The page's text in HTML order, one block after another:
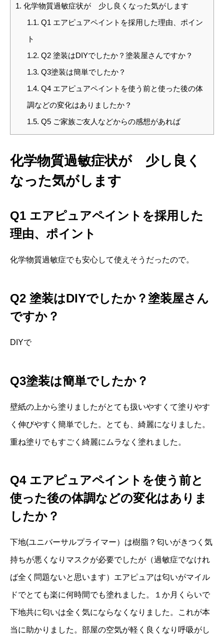
1. 化学物質過敏症状が 少し良くなった気がします
1.1. Q1 エアピュアペイントを採用した理由、ポイン
ト
1.2. Q2 塗装はDIYでしたか？塗装屋さんですか？
1.3. Q3塗装は簡単でしたか？
1.4. Q4 エアピュアペイントを使う前と使った後の体
調などの変化はありましたか？
1.5. Q5 ご家族ご友人などからの感想があれば
化学物質過敏症状が 少し良く
なった気がします
Q1 エアピュアペイントを採用した
理由、 ポイント
化学物質過敏症でも安心して使えそうだったので。
Q2 塗装はDIYでしたか？塗装屋さん
ですか？
DIYで
Q3塗装は簡単でしたか？
壁紙の上から塗りましたがとても扱いやすくて塗りやす
く伸びやすく簡単でした。とても、綺麗になりました。
重ね塗りでもすごく綺麗にムラなく塗れました。
Q4 エアピュアペイントを使う前と
使った後の体調などの変化はありま
したか？
下地(ユニバーサルプライマー）は樹脂？匂いがきつく気
持ちが悪くなりマスクが必要でしたが（過敏症でなけれ
ば全く問題ないと思います）エアピュアは匂いがマイル
ドでとても楽に何時間でも塗れました。１か月くらいで
下地共に匂いは全く気にならなくなりました。これが本
当に助かりました。部屋の空気が軽く良くなり呼吸がし